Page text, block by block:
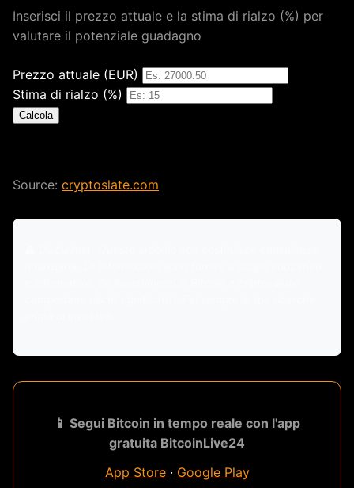
Inserisci il prezzo attuale e la stima di rialzo (%) per
valutare il potenziale guadagno
Prezzo attuale (EUR)
Inserire il prezzo attuale di Bitcoin in euro, deve essere
Stima di rialzo (%)
Inserire la stima di rivalutazione percentuale prevista.
Calcola
Source: cryptoslate.com
📱 Segui Bitcoin in tempo reale con l'app
gratuita BitcoinLive24
App Store· Google Play